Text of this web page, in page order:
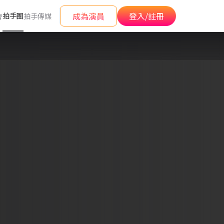
拍手圈拍手傳媒 成為演員 登入/註冊